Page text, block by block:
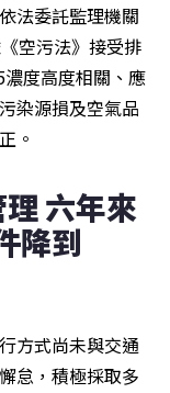
法委託監理機關
空污法》接受排
度高度相關、應
染源損及空氣品
。
六年來
降到
方式尚未與交通
怠，積極採取多